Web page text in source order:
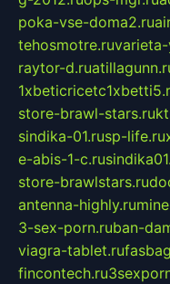
poka-vse-doma2.ru
tehosmotre.ru
raytor-d.ru
store-brawl-stars.ru
sindika-01.rusp-life.ru
e-abis-1-c.ru
store-brawlstars.ru
antenna-highly.ru
3-sex-porn.ruban-
viagra-tablet.ru
fincontech.ru